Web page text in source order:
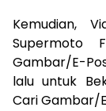
Kemudian,
Supermoto
Gambar/E-
lalu untuk
Cari Gambar/